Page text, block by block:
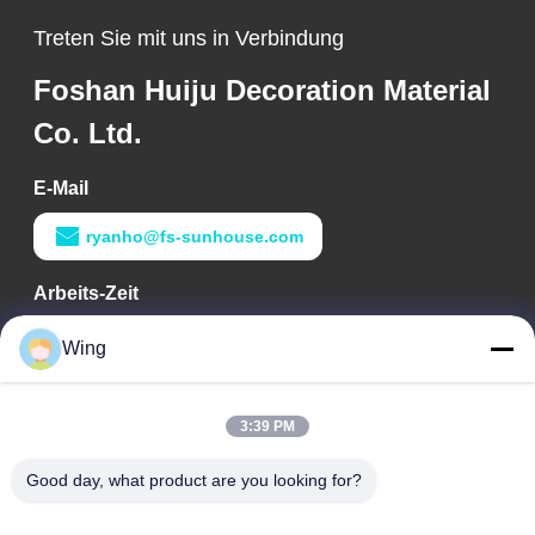
Treten Sie mit uns in Verbindung
Foshan Huiju Decoration Material
Co. Ltd.
E-Mail
ryanho@fs-sunhouse.com
Arbeits-Zeit
9:00-18:00
Unsere Adresse
Adresse des Unternehmens
Nanhai-Bezirk, Foshan-Stadt
Wing
3:39 PM
Good day, what product are you looking for?